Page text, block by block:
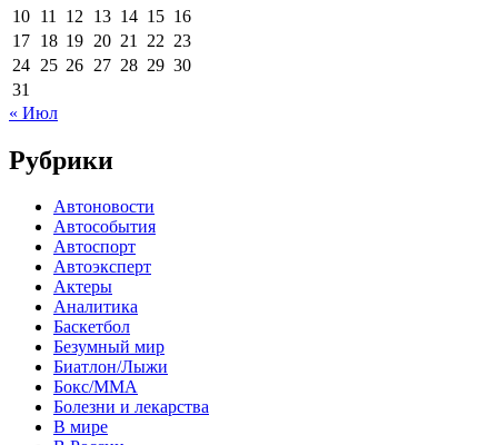
10 11 12 13 14 15 16
17 18 19 20 21 22 23
24 25 26 27 28 29 30
31
« Июл
Рубрики
Автоновости
Автособытия
Автоспорт
Автоэксперт
Актеры
Аналитика
Баскетбол
Безумный мир
Биатлон/Лыжи
Бокс/MMA
Болезни и лекарства
В мире